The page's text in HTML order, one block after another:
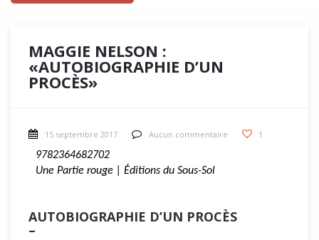
MAGGIE NELSON :
«AUTOBIOGRAPHIE D’UN
PROCÈS»
15 septembre 2017 Aucun commentaire 1
9782364682702
Une Partie rouge | Éditions du Sous-Sol
AUTOBIOGRAPHIE D’UN PROCÈS
–